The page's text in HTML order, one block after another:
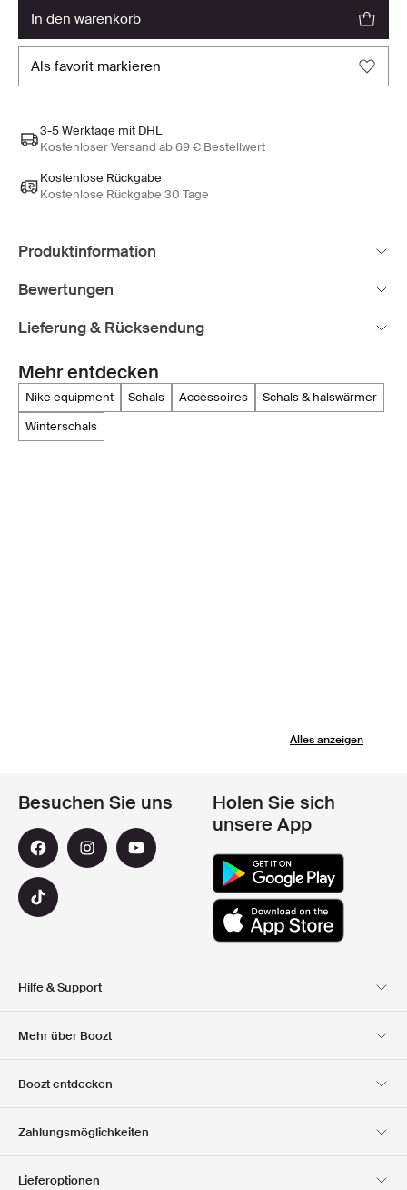
in den warenkorb
als favorit markieren
3-5 Werktage mit DHL
Kostenloser Versand ab 69 € Bestellwert
Kostenlose Rückgabe
Kostenlose Rückgabe 30 Tage
Produktinformation
Bewertungen
Lieferung & Rücksendung
Mehr entdecken
nike equipment schals accessoires
schals & halswärmer
winterschals
Alles anzeigen
Hilfe & Support
Mehr über Boozt
Boozt entdecken
Presse &
Besuchen Sie uns
Holen Sie sich
unsere App
Zahlungsmöglichkeiten
Lieferoptionen